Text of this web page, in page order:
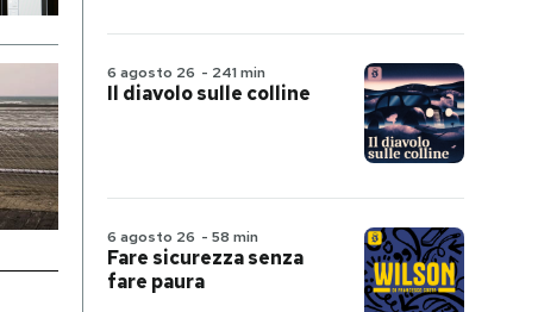
6 agosto 26 - 241 min
Il diavolo sulle colline
6 agosto 26 - 58 min
Fare sicurezza senza
fare paura